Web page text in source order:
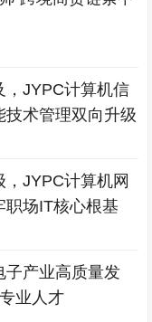
，JYPC计算机信
技术管理双向升级
JYPC计算机网
职场IT核心根基
子产业高质量发
业人才